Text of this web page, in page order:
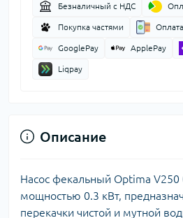
Безналичный с НДС
Покупка частями
GooglePay ApplePay
Liqpay
Описание
Насос фекальный Optima V250
мощностью 0.3 кВт,
перекачки чистой и мутной